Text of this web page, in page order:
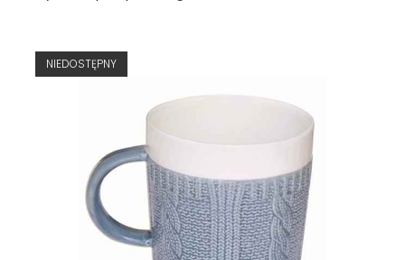
NIEDOSTĘPNY